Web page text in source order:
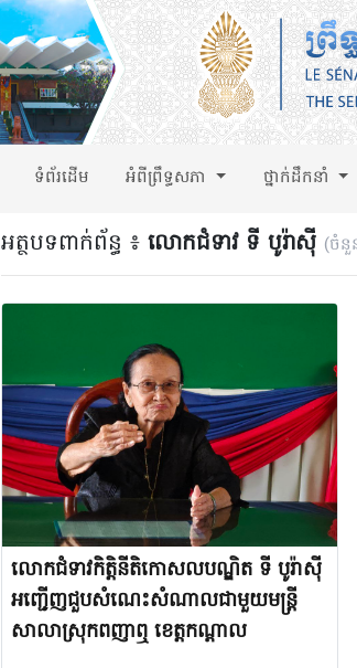
ទំព័រដើម អំពីព្រឹទ្ធសភា ថ្នាក់ដឹកនាំ
អត្ថបទពាក់ព័ន្ធ ៖ លោកជំទាវ ទី បូរ៉ាស៊ី (ចំនួ
លោកជំទាវកិត្តិនីតិកោសលបណ្ឌិត ទី បូរ៉ាស៊ី
អញ្ជើញជួបសំណេះសំណាលជាមួយមន្ត្រី
សាលាស្រុកពញាឮ ខេត្តកណ្តាល